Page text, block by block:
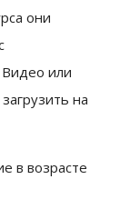
они
Видео или
на
в возрасте